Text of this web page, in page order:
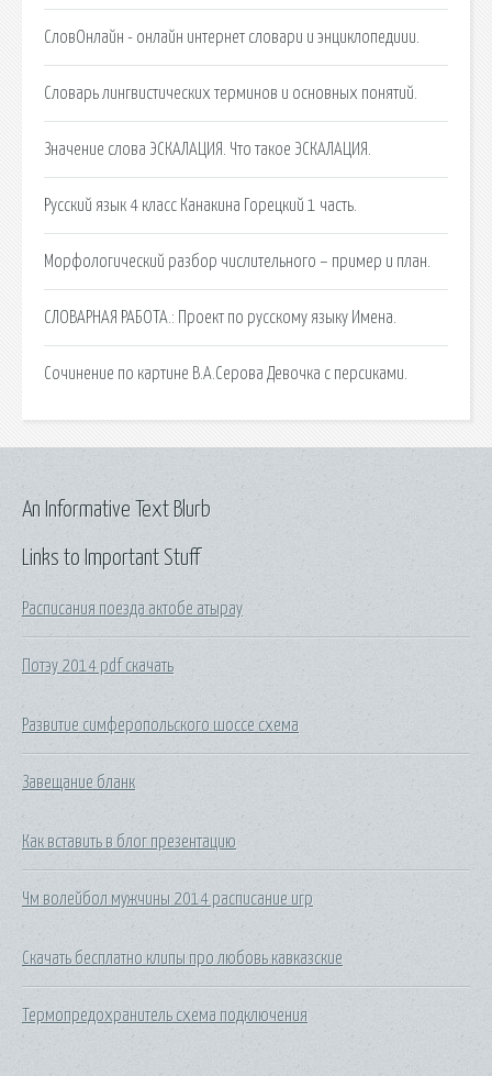
СловОнлайн - онлайн интернет словари и энциклопедиии.
Словарь лингвистических терминов и основных понятий.
Значение слова ЭСКАЛАЦИЯ. Что такое ЭСКАЛАЦИЯ.
Русский язык 4 класс Канакина Горецкий 1 часть.
Морфологический разбор числительного – пример и план.
СЛОВАРНАЯ РАБОТА.: Проект по русскому языку Имена.
Сочинение по картине В.А.Серова Девочка с персиками.
Links to Important Stuff
Расписания поезда актобе атырау
Потэу 2014 pdf скачать
Развитие симферопольского шоссе схема
Завещание бланк
Как вставить в блог презентацию
Чм волейбол мужчины 2014 расписание игр
Скачать бесплатно клипы про любовь кавказские
Термопредохранитель схема подключения
An Informative Text Blurb